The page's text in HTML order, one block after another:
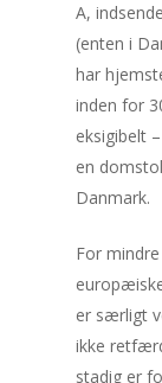
A,
(enten i
har
inden for
eksigibelt
en
Danmark.
For
er særligt
ikke
stadig er